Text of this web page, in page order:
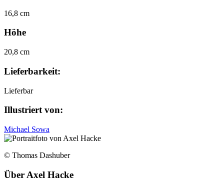
16,8 cm
Höhe
20,8 cm
Lieferbarkeit:
Lieferbar
Illustriert von:
Michael Sowa
© Thomas Dashuber
Über Axel Hacke